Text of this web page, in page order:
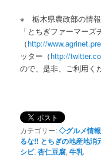
※ 栃木県農政部の情報
「とちぎファーマーズ
（http://
ッター（http://
ので、是非、ご利用く
カテゴリー:◇グルメ情報
るな!! とちぎの地産地消
シピ,杏仁豆腐,牛乳